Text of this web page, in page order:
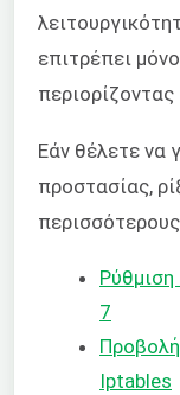
επιτρέπει
Εάν θέλετε να
προστασίας,
7
Iptables